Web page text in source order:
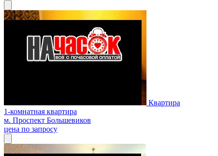
Квартира
1-комнатная квартира
м. Проспект Большевиков
цена по запросу